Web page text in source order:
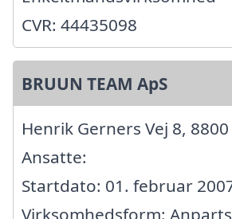
CVR: 44435098
BRUUN TEAM ApS
Henrik Gerners Vej 8,
Ansatte:
Startdato: 01. februar
Virksomhedsform: